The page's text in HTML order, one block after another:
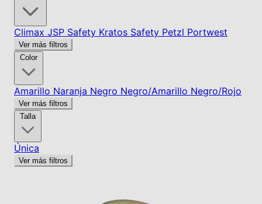
Climax JSP Safety Kratos Safety Petzl Portwest
Ver más filtros
Color
Amarillo Naranja Negro Negro/Amarillo Negro/Rojo
Ver más filtros
Talla
Única
Ver más filtros